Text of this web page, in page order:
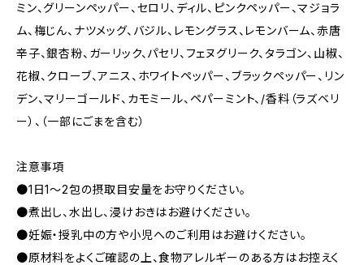
ミン、グリーンペッパー、セロリ、ディル、ピンクペッパー、マジョラ
ム、梅じん、ナツメッグ、バジル、レモングラス、レモンバーム、赤唐
辛子、銀杏粉、ガーリック、パセリ、フェヌグリーク、タラゴン、山椒、
花椒、クローブ、アニス、ホワイトペッパー、ブラックペッパー、リン
デン、マリーゴールド、カモミール、ペパーミント、/香料（ラズベリ
ー）、（一部にごまを含む）
注意事項
●1日1～2包の摂取目安量をお守りください。
●煮出し、水出し、浸けおきはお避けください。
●妊娠・授乳中の方や小児へのご利用はお避けください。
●原材料をよくご確認の上、食物アレルギーのある方はお控えく